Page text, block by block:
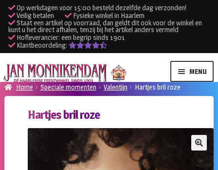
Op werkdagen voor 15:00 besteld dezelfde dag verzonden!
Veilig betalen
Fysieke winkel in Haarlem
Staat een artikel op voorraad, dan geldt dit ook voor de winkel en
kunt u het direct afhalen, tenzij bij het artikel anders vermeld
Hofleverancier: een begrip sinds 1901
Klantbeoordeling:
Ga
door
naar
Ga
naar
de
MENU
Verhuur apparatuur
Home Speciale momenten Valentijn Hartjes bril roze
Hartjes bril roze